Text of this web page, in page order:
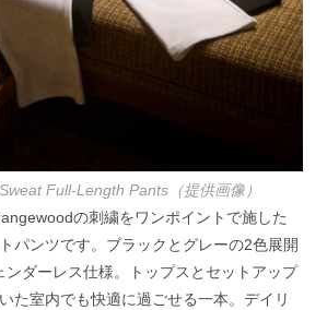
Full-Length Pants（提供画像）
の刺繍をワンポイントで施した
パンツです。ブラックとグレーの2色展開
ンダーレス仕様。トップスとセットアップ
た室内でも快適に過ごせる一本。デイリ